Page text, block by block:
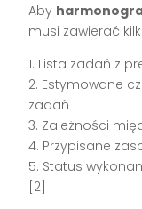
Aby
musi zawierać
1. Lista zadań z
2. Estymowane
zadań
3. Zależności
4. Przypisane
5. Status
[2]